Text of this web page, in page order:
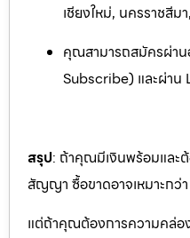
เชียงใหม่, นครราชสีม
คุณสามารถสมัครผ่าน
Subscribe) และผ่าน
สรุป: ถ้าคุณมีเงินพร้อมและ
สัญญา ซื้อขาดอาจเหมาะกว่า
แต่ถ้าคุณต้องการความคล่อ